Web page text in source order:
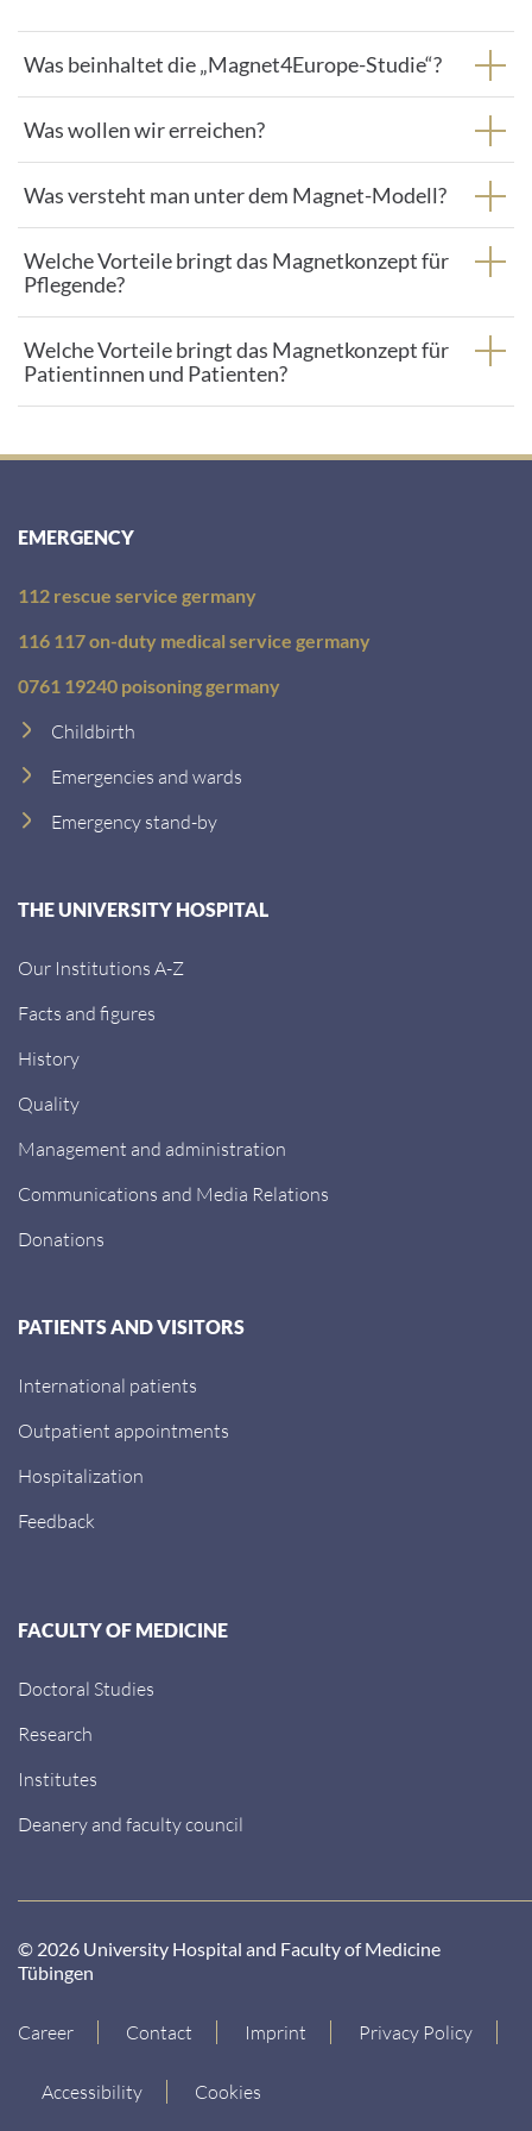
the
visitor.
The
website
owner
needs
setup
the
site
with
their
CMP
content
the
list
technologies
used.
Powered
Usercentrics
Management
Was beinhaltet die „Magnet4Europe-Studie“?
Was wollen wir erreichen?
Was versteht man unter dem Magnet-Modell?
Welche Vorteile bringt das Magnetkonzept für
Pflegende?
Welche Vorteile bringt das Magnetkonzept für
Patientinnen und Patienten?
EMERGENCY
112 rescue service germany
116 117 on-duty medical service germany
0761 19240 poisoning germany
Childbirth
Emergencies and wards
Emergency stand-by
THE UNIVERSITY HOSPITAL
Our Institutions A-Z
Facts and figures
History
Quality
Management and administration
Communications and Media Relations
Donations
PATIENTS AND VISITORS
International patients
Outpatient appointments
Hospitalization
Feedback
FACULTY OF MEDICINE
Doctoral Studies
Research
Institutes
Deanery and faculty council
© 2026 University Hospital and Faculty of Medicine
Tübingen
Career Contact Imprint Privacy Policy
Accessibility Cookies